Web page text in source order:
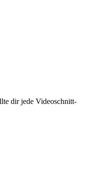
dir jede Videoschnitt-